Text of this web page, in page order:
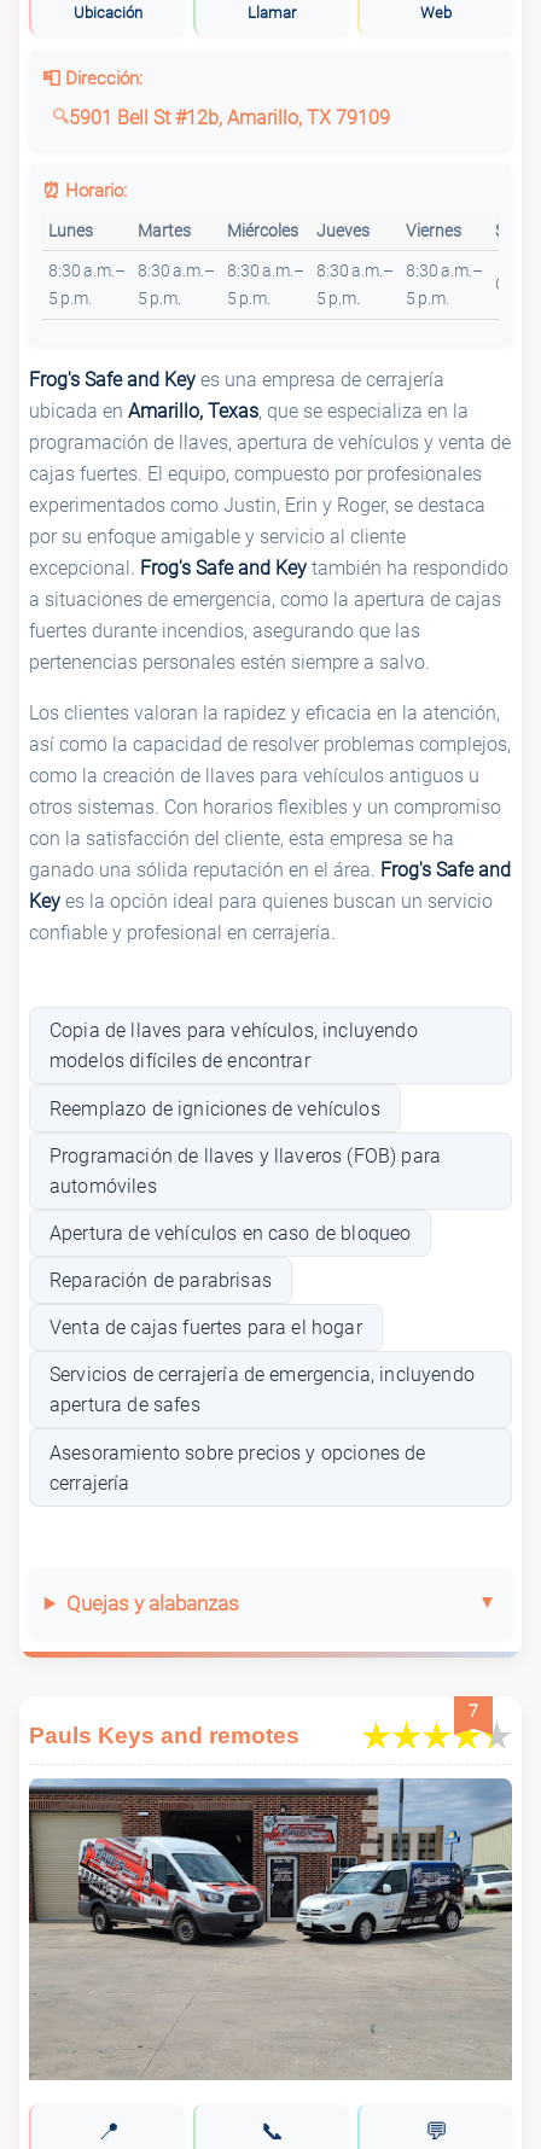
Ubicación Llamar Web
📮 Dirección:
5901 Bell St #12b, Amarillo, TX 79109
⏰ Horario:
Lunes Martes Miércoles Jueves Viernes
8:30 a.m.–
5 p.m.
8:30 a.m.–
5 p.m.
8:30 a.m.–
5 p.m.
8:30 a.m.–
5 p.m.
8:30 a.m.–
5 p.m.
Frog's Safe and Key es una empresa de cerrajería
ubicada en Amarillo, Texas, que se especializa en la
programación de llaves, apertura de vehículos y venta de
cajas fuertes. El equipo, compuesto por profesionales
experimentados como Justin, Erin y Roger, se destaca
por su enfoque amigable y servicio al cliente
excepcional. Frog's Safe and Key también ha respondido
a situaciones de emergencia, como la apertura de cajas
fuertes durante incendios, asegurando que las
pertenencias personales estén siempre a salvo.
Los clientes valoran la rapidez y eficacia en la atención,
así como la capacidad de resolver problemas complejos,
como la creación de llaves para vehículos antiguos u
otros sistemas. Con horarios flexibles y un compromiso
con la satisfacción del cliente, esta empresa se ha
ganado una sólida reputación en el área. Frog's Safe and
Key es la opción ideal para quienes buscan un servicio
confiable y profesional en cerrajería.
Copia de llaves para vehículos, incluyendo
modelos difíciles de encontrar
Reemplazo de igniciones de vehículos
Programación de llaves y llaveros (FOB) para
automóviles
Apertura de vehículos en caso de bloqueo
Reparación de parabrisas
Venta de cajas fuertes para el hogar
Servicios de cerrajería de emergencia, incluyendo
apertura de safes
Asesoramiento sobre precios y opciones de
cerrajería
Quejas y alabanzas
7
Pauls Keys and remotes
📍 📞 💬